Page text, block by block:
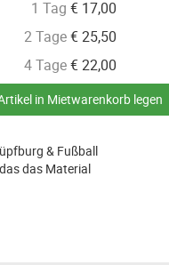
1 Tag € 17,00
2 Tage€25,50
4 Tage€22,00
in Mietwarenkorb legen
& Fußball
das Material